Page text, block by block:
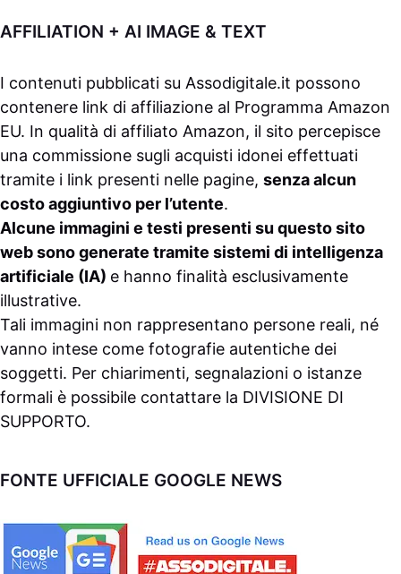
AFFILIATION + AI IMAGE & TEXT
I contenuti pubblicati su Assodigitale.it possono
contenere link di affiliazione al Programma Amazon
EU. In qualità di affiliato Amazon, il sito percepisce
una commissione sugli acquisti idonei effettuati
tramite i link presenti nelle pagine, senza alcun
costo aggiuntivo per l’utente.
Alcune immagini e testi presenti su questo sito
web sono generate tramite sistemi di intelligenza
artificiale (IA) e hanno finalità esclusivamente
illustrative.
Tali immagini non rappresentano persone reali, né
vanno intese come fotografie autentiche dei
soggetti. Per chiarimenti, segnalazioni o istanze
formali è possibile contattare la DIVISIONE DI
SUPPORTO.
FONTE UFFICIALE GOOGLE NEWS